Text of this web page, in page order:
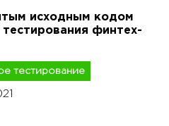
исходным кодом
финтех-
тестирование